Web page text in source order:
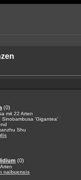
(0)
mit 22 Arten
Sinobambusa 'Gigantea'
Shu
(0)
naibuensis